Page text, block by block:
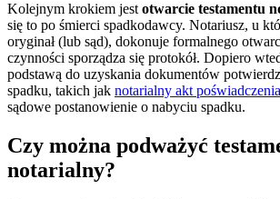
Kolejnym krokiem jest otwarcie testamentu
się to po śmierci spadkodawcy. Notariusz, u
oryginał (lub sąd), dokonuje formalnego
czynności sporządza się protokół. Dopiero
podstawą do uzyskania dokumentów
spadku, takich jak notarialny akt
sądowe postanowienie o nabyciu spadku.
Czy można podważyć
notarialny?